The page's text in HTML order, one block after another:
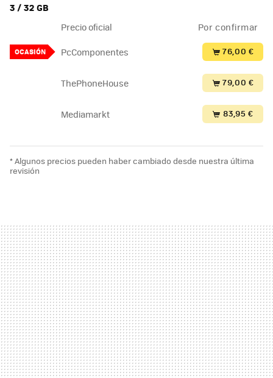
3 / 32 GB
Precio oficial Por confirmar
OCASIÓN PcComponentes 76,00 €
ThePhoneHouse 79,00 €
Mediamarkt 83,95 €
* Algunos precios pueden haber cambiado desde nuestra última
revisión